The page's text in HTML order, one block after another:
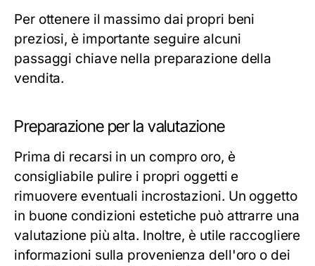
Per ottenere il massimo dai propri beni
preziosi, è importante seguire alcuni
passaggi chiave nella preparazione della
vendita.
Preparazione per la valutazione
Prima di recarsi in un compro oro, è
consigliabile pulire i propri oggetti e
rimuovere eventuali incrostazioni. Un oggetto
in buone condizioni estetiche può attrarre una
valutazione più alta. Inoltre, è utile raccogliere
informazioni sulla provenienza dell'oro o dei